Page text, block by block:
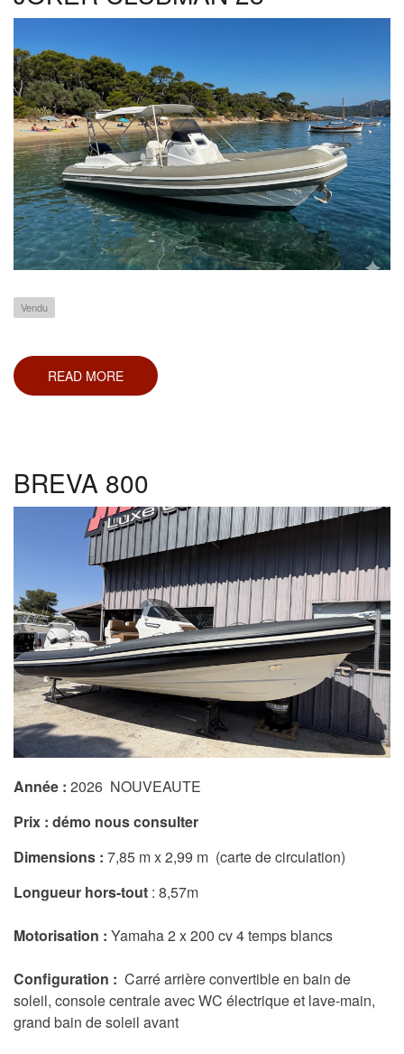
Vendu
READ MORE ABOUT
JOKER
CLUBMAN
BREVA 800
Année : 2026 NOUVEAUTE
Prix : démo nous consulter
Dimensions : 7,85 m x 2,99 m (carte de circulation)
Longueur hors-tout : 8,57m
Motorisation : Yamaha 2 x 200 cv 4 temps blancs
Configuration : Carré arrière convertible en bain de
soleil, console centrale avec WC électrique et lave-main,
grand bain de soleil avant